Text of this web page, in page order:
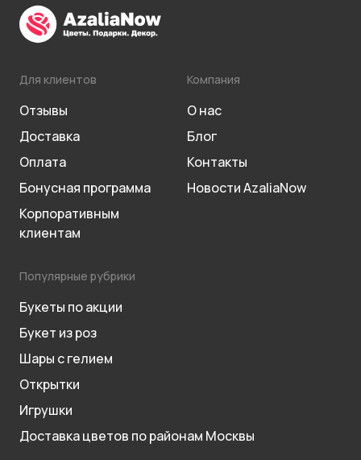
Для клиентов
Отзывы
Доставка
Оплата
Бонусная программа
Корпоративным
клиентам
Компания
О нас
Блог
Контакты
Новости AzaliaNow
Популярные рубрики
Букеты по акции
Букет из роз
Шары с гелием
Открытки
Игрушки
Доставка цветов по районам Москвы